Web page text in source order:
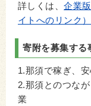
詳しくは、企業
イトへのリンク）
寄附を募集する
1.那須で稼ぎ、
2.那須とのつな
業